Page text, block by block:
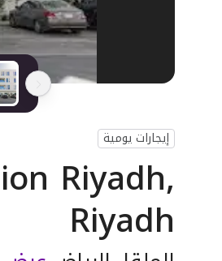
إيجارات يومية
Riyadh,
Riyadh